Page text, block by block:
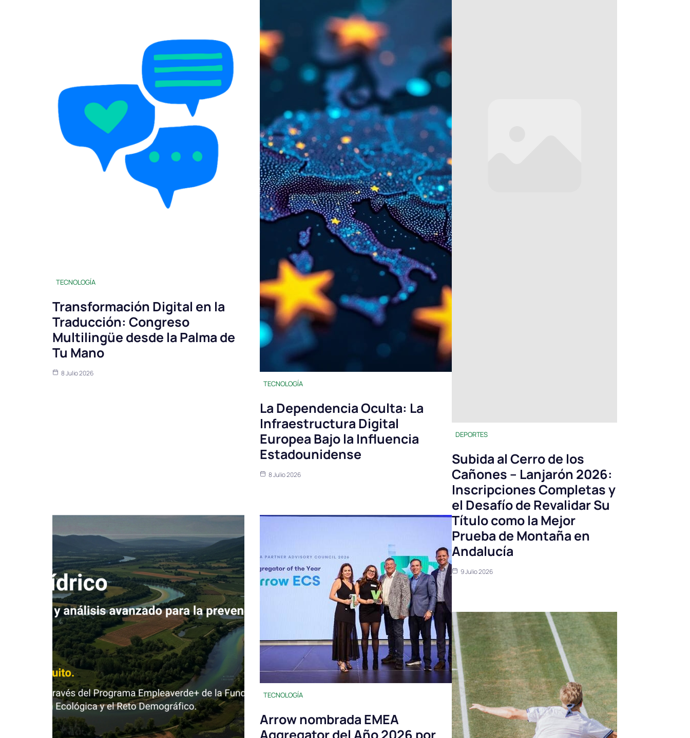
TECNOLOGÍA
Transformación Digital en la
Traducción: Congreso
Multilingüe desde la Palma de
Tu Mano
8 Julio 2026
TECNOLOGÍA
La Dependencia Oculta: La
Infraestructura Digital
Europea Bajo la Influencia
Estadounidense
8 Julio 2026
TECNOLOGÍA
Arrow nombrada EMEA
DEPORTES
Subida al Cerro de los
Cañones – Lanjarón 2026:
Inscripciones Completas y
el Desafío de Revalidar Su
Título como la Mejor
Prueba de Montaña en
Andalucía
9 Julio 2026